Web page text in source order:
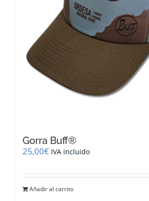
Gorra Buff®
25,00€ IVA incluido
Añadir al carrito